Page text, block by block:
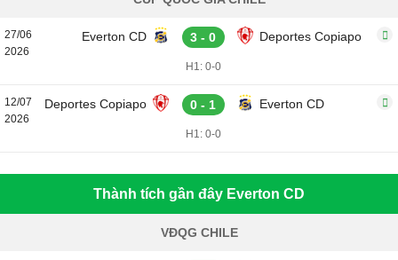
27/06
2026
Everton CD 3 - 0 Deportes Copiapo
H1: 0-0
12/07
2026
Deportes Copiapo 0 - 1 Everton CD
H1: 0-0
Thành tích gần đây Everton CD
VĐQG CHILE